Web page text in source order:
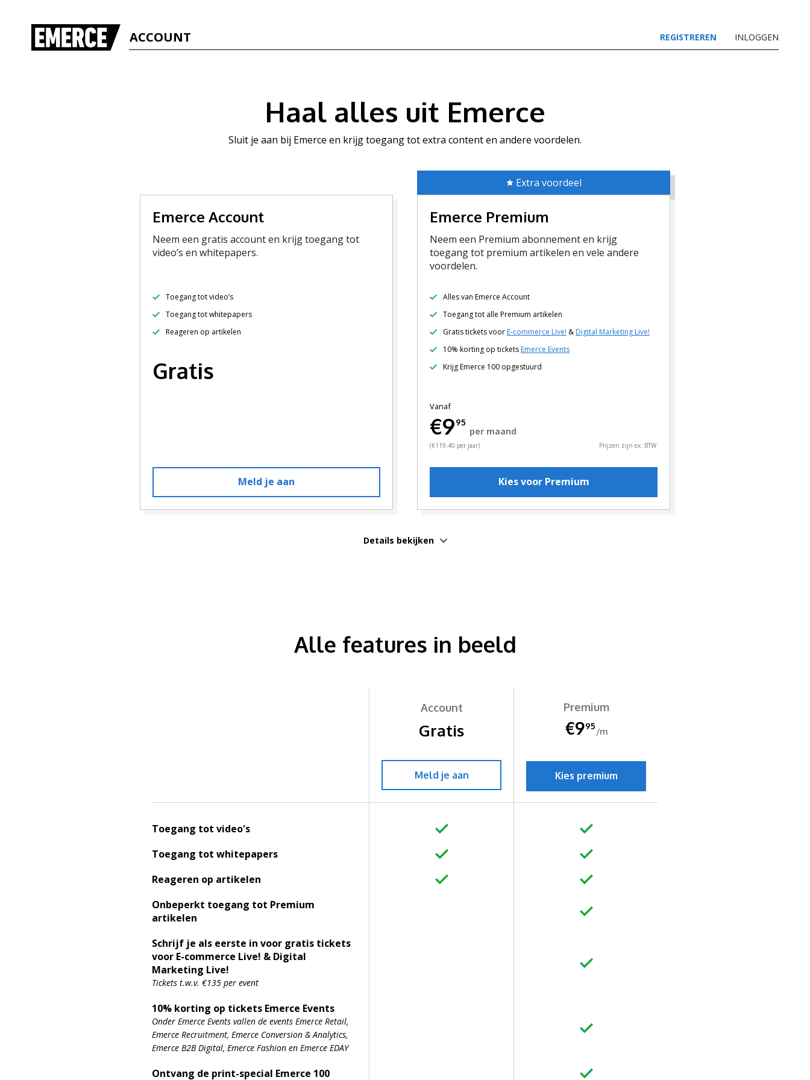
ACCOUNT REGISTREREN INLOGGEN
Haal alles uit Emerce
Sluit je aan bij Emerce en krijg toegang tot extra content en andere voordelen.
Emerce Account
Neem een gratis account en krijg toegang tot
video’s en whitepapers.
Toegang tot video’s
Toegang tot whitepapers
Reageren op artikelen
Gratis
Meld je aan
Extra voordeel
Emerce Premium
Neem een Premium abonnement en krijg
toegang tot premium artikelen en vele andere
voordelen.
Alles van Emerce Account
Toegang tot alle Premium artikelen
Gratis tickets voor E-commerce Live! & Digital Marketing Live!
10% korting op tickets Emerce Events
Krijg Emerce 100 opgestuurd
Vanaf
€995
per maand
(€119,40 per jaar) Prijzen zijn ex. BTW
Kies voor Premium
Details bekijken
Alle features in beeld
Account
Gratis
Meld je aan
Premium
€995
/m
Kies premium
Toegang tot video's
Toegang tot whitepapers
Reageren op artikelen
Onbeperkt toegang tot Premium
artikelen
Schrijf je als eerste in voor gratis tickets
voor E-commerce Live! & Digital
Marketing Live!
Tickets t.w.v. €135 per event
10% korting op tickets Emerce Events
Onder Emerce Events vallen de events Emerce Retail,
Emerce Recruitment, Emerce Conversion & Analytics,
Emerce B2B Digital, Emerce Fashion en Emerce EDAY
Ontvang de print-special Emerce 100